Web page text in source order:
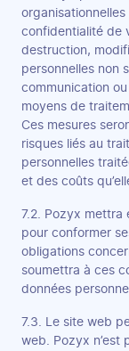
confidentialité de
destruction,
personnelles non
communication
moyens de
Ces mesures
risques liés au
personnelles
et des coûts
7.2. Pozyx mettra
pour conformer
obligations
soumettra à ces
données
7.3. Le site web
web. Pozyx n’est